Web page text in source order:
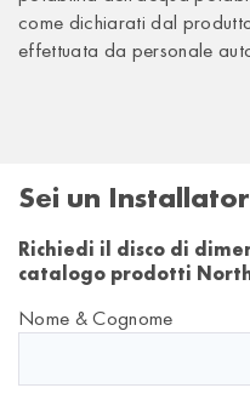
come dichiarati dal
effettuata da personale
Sei un
Richiedi il disco di
catalogo prodotti
Nome & Cognome